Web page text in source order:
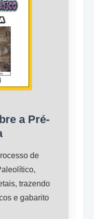
a Pré-
de
trazendo
e gabarito